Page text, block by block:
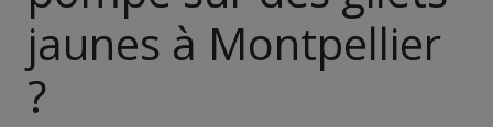
jaunes à Montpellier
?